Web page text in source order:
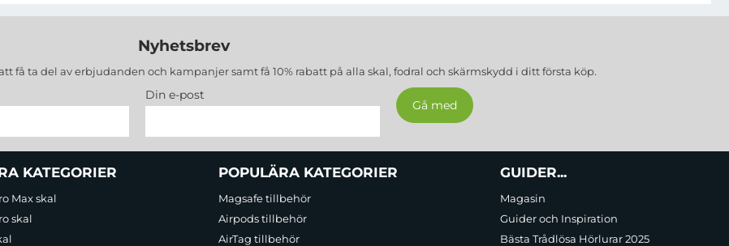
Nyhetsbrev
få ta del av erbjudanden och kampanjer samt få 10% rabatt på alla skal, fodral och skärmskydd i ditt första köp.
Din e-post
KATEGORIER
Max skal
skal
POPULÄRA KATEGORIER
Magsafe tillbehör
Airpods tillbehör
AirTag tillbehör
GUIDER...
Magasin
Guider och Inspiration
Bästa Trådlösa Hörlurar 2025